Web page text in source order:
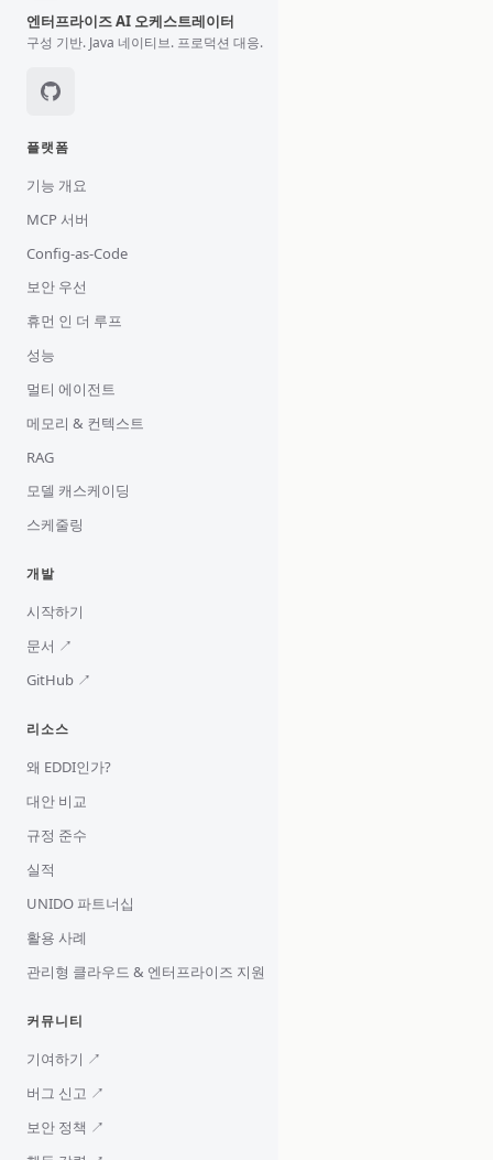
엔터프라이즈 AI 오케스트레이터
구성 기반. Java 네이티브. 프로덕션 대응.
플랫폼
기능 개요
MCP 서버
Config-as-Code
보안 우선
휴먼 인 더 루프
성능
멀티 에이전트
메모리 & 컨텍스트
RAG
모델 캐스케이딩
스케줄링
개발
시작하기
문서 ↗
GitHub ↗
리소스
왜 EDDI인가?
대안 비교
규정 준수
실적
UNIDO 파트너십
활용 사례
관리형 클라우드 & 엔터프라이즈 지원
커뮤니티
기여하기 ↗
버그 신고 ↗
보안 정책 ↗